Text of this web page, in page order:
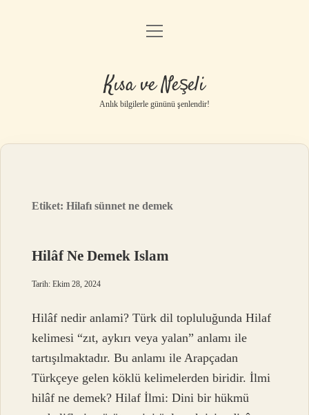
Anasayfa
Yasal Uyarı
menüyü
Kısa ve Neşeli
Anlık bilgilerle gününü şenlendir!
Etiket:Hilafı sünnet ne demek
Hilâf Ne Demek Islam
Tarih: Ekim 28, 2024
Hilâf nedir anlami? Türk dil topluluğunda Hilaf
kelimesi “zıt, aykırı veya yalan” anlamı ile
tartışılmaktadır. Bu anlamı ile Arapçadan
Türkçeye gelen köklü kelimelerden biridir. İlmi
hilâf ne demek? Hilaf İlmi: Dini bir hükmü